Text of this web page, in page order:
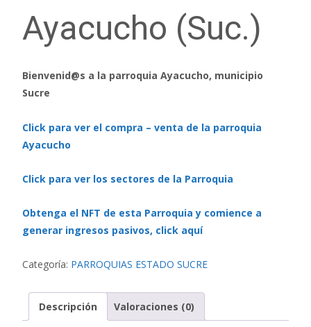
Ayacucho (Suc.)
Bienvenid@s a la parroquia Ayacucho, municipio
Sucre
Click para ver el compra – venta de la parroquia
Ayacucho
Click para ver los sectores de la Parroquia
Obtenga el NFT de esta Parroquia y comience a
generar ingresos pasivos, click aquí
Categoría: PARROQUIAS ESTADO SUCRE
Descripción Valoraciones (0)